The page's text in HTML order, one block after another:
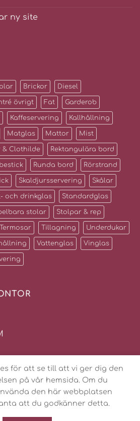
ny site
Brickor Diesel
övrigt Fat Garderob
Kaffeservering Kallhållning
Matglas Mattor Mist
& Clothilde Rektangulära bord
Runda bord Rörstrand
Skaldjursservering Skålar
och drinkglas Standardglas
stolar Stolpar & rep
Termosar Tillagning Underdukar
Vattenglas Vinglas
för att se till att vi ger dig den
på vår hemsida. Om du
den här webbplatsen
att du godkänner detta.